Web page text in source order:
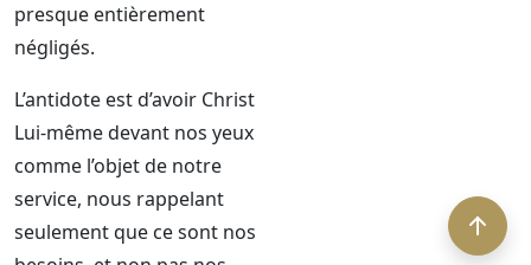
presque entièrement
négligés.
L’antidote est d’avoir Christ
Lui-même devant nos yeux
comme l’objet de notre
service, nous rappelant
seulement que ce sont nos